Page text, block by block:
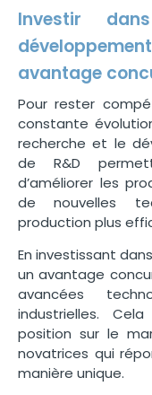
Investir
avantage
Pour rester
constante
recherche et le
de R&D
d’améliorer les
de nouvelles
production plus
En investissant
un avantage
avancées
industrielles.
position sur le
novatrices qui
manière unique.